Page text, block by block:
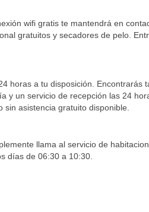
wifi gratis te mantendrá en
gratuitos y secadores de pelo.
horas a tu disposición. Encontrarás
y un servicio de recepción las 24
asistencia gratuito disponible.
llama al servicio de
días de 06:30 a 10:30.